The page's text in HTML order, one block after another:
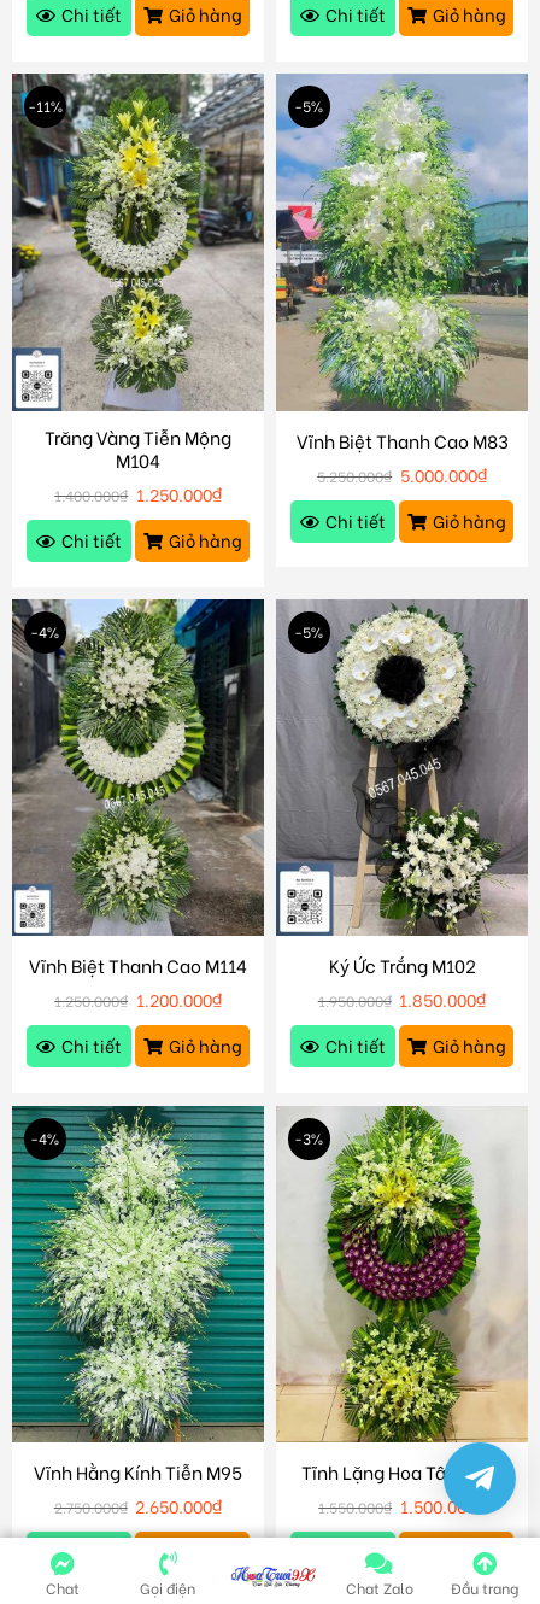
Chi tiết
Giỏ hàng
Chi tiết
Giỏ hàng
-11%
Trăng Vàng Tiễn Mộng
M104
1.400.000₫ 1.250.000₫
Chi tiết
Giỏ hàng
-5%
Vĩnh Biệt Thanh Cao M83
5.250.000₫ 5.000.000₫
Chi tiết
Giỏ hàng
-4%
Vĩnh Biệt Thanh Cao M114
1.250.000₫ 1.200.000₫
Chi tiết
Giỏ hàng
-5%
Ký Ức Trắng M102
1.950.000₫ 1.850.000₫
Chi tiết
Giỏ hàng
-4%
Vĩnh Hằng Kính Tiễn M95
2.750.000₫ 2.650.000₫
Chi tiết
Giỏ hàng
-3%
Tĩnh Lặng Hoa Tâm M89
1.550.000₫ 1.500.000
Chi tiết
Giỏ hàng
Chat Gọi điện Chat Zalo Đầu trang